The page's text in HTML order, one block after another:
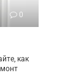
0
как